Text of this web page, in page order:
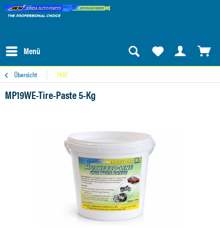
Menü
Übersicht PKW
MP19WE-Tire-Paste 5-Kg